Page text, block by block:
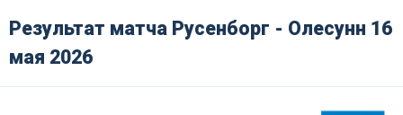
Результат матча Русенборг - Олесунн 16
мая 2026